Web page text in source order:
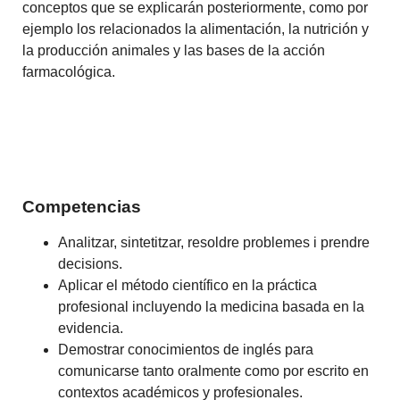
conceptos que se explicarán posteriormente, como por
ejemplo los relacionados la alimentación, la nutrición y
la producción animales y las bases de la acción
farmacológica.
Competencias
Analitzar, sintetitzar, resoldre problemes i prendre
decisions.
Aplicar el método científico en la práctica
profesional incluyendo la medicina basada en la
evidencia.
Demostrar conocimientos de inglés para
comunicarse tanto oralmente como por escrito en
contextos académicos y profesionales.